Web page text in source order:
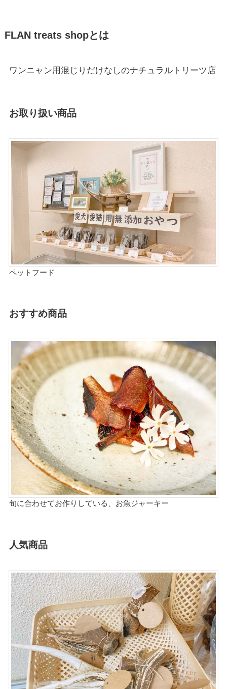
FLAN treats shopとは
ワンニャン用混じりだけなしのナチュラルトリーツ店
お取り扱い商品
ペットフード
おすすめ商品
旬に合わせてお作りしている、お魚ジャーキー
人気商品